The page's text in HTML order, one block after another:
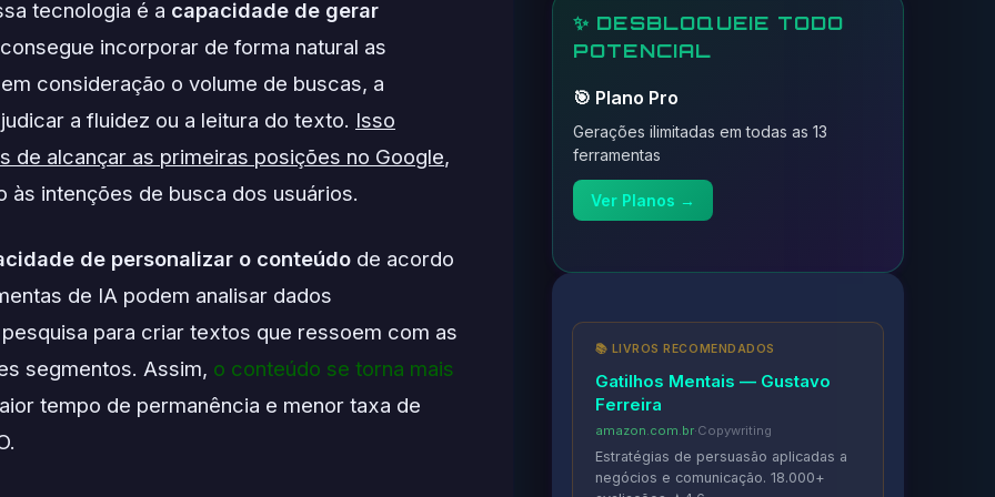
tecnologia é a capacidade de gerar
incorporar de forma natural as
consideração o volume de buscas, a
a fluidez ou a leitura do texto. Isso
de alcançar as primeiras posições no Google,
às intenções de busca dos usuários.
de personalizar o conteúdo de acordo
de IA podem analisar dados
para criar textos que ressoem com as
segmentos. Assim, o conteúdo se torna mais
tempo de permanência e menor taxa de
✨ DESBLOQUEIE TODO
POTENCIAL
🎯 Plano Pro
Gerações ilimitadas em todas as 13
ferramentas
Ver Planos →
📚 LIVROS RECOMENDADOS
Gatilhos Mentais — Gustavo
Ferreira
amazon.com.br·Copywriting
Estratégias de persuasão aplicadas a
negócios e comunicação. 18.000+